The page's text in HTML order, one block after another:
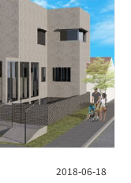
2018-06-18